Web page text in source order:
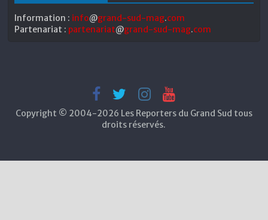
Information : info@grand-sud-mag.com
Partenariat : partenariat@grand-sud-mag.com
Copyright © 2004-2026 Les Reporters du Grand Sud tous
droits réservés.